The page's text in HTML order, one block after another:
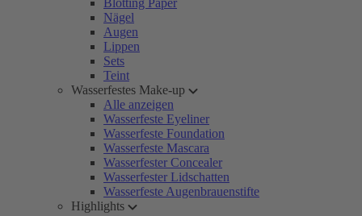
Blotting Paper
Nägel
Augen
Lippen
Sets
Teint
Wasserfestes Make-up
Alle anzeigen
Wasserfeste Eyeliner
Wasserfeste Foundation
Wasserfeste Mascara
Wasserfester Concealer
Wasserfester Lidschatten
Wasserfeste Augenbrauenstifte
Highlights